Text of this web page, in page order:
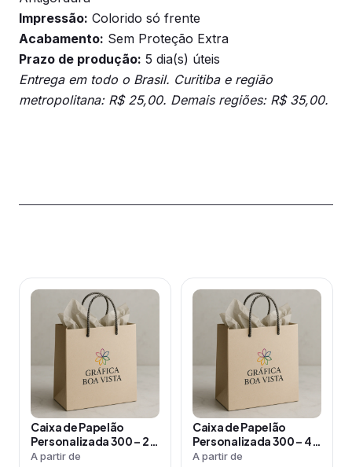
Impressão: Colorido só frente
Acabamento: Sem Proteção Extra
Prazo de produção: 5 dia(s) úteis
Entrega em todo o Brasil. Curitiba e região
metropolitana: R$ 25,00. Demais regiões: R$ 35,00.
Caixa de Papelão
Personalizada 300 – 2L
– 18×11,5x5cm
A partir de
Este
produto
várias
variantes.
As
opções
podem
ser
Caixa de Papelão
Personalizada 300 – 4L
– 22,8x18x5cm
A partir de
Este
produto
várias
variantes.
As
opções
podem
ser